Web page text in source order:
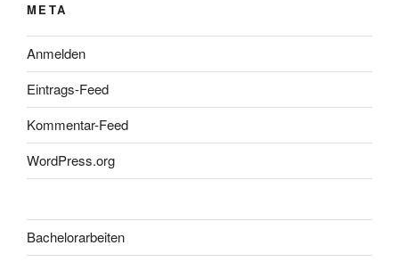
META
Anmelden
Eintrags-Feed
Kommentar-Feed
WordPress.org
Bachelorarbeiten